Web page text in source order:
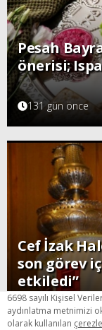
Pesah
önerisi;
131 gün önce
Cef İzak
son görev
etkiledi”
144 gün önce
6698 sayılı Kişisel
aydınlatma metnimizi
olarak kullanılan